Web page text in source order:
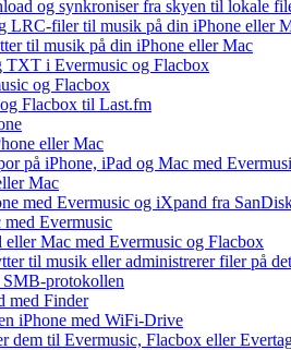
og synkroniser fra skyen til lokale
LRC-filer til musik på din iPhone eller
til musik på din iPhone eller Mac
TXT i Evermusic og Flacbox
og Flacbox
Flacbox til Last.fm
eller Mac
på iPhone, iPad og Mac med
Mac
med Evermusic og iXpand fra
Evermusic
eller Mac med Evermusic og Flacbox
til musik eller administrerer filer på det
protokollen
med Finder
iPhone med WiFi-Drive
dem til Evermusic, Flacbox eller